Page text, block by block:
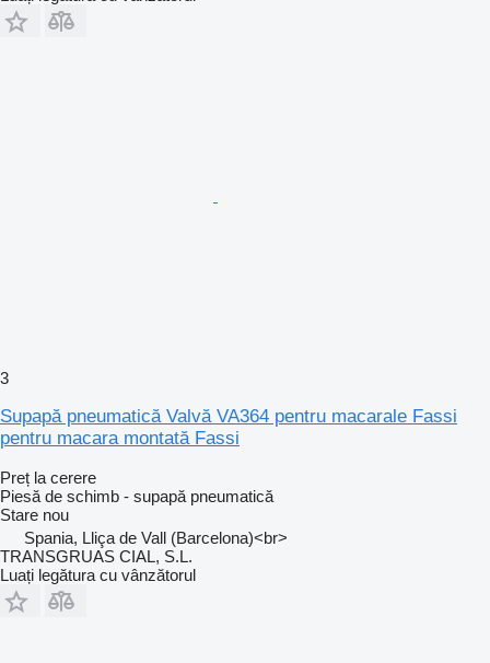
3
Supapă pneumatică Valvă VA364 pentru macarale Fassi
pentru macara montată Fassi
Preț la cerere
Piesă de schimb - supapă pneumatică
Stare nou
Spania, Lliça de Vall (Barcelona)<br>
TRANSGRUAS CIAL, S.L.
Luați legătura cu vânzătorul